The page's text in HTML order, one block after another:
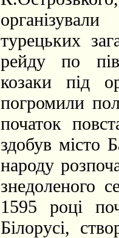
турецьких
рейду по
козаки під
погромили
початок
здобув місто
народу
знедоленого
1595 році
Білорусі,